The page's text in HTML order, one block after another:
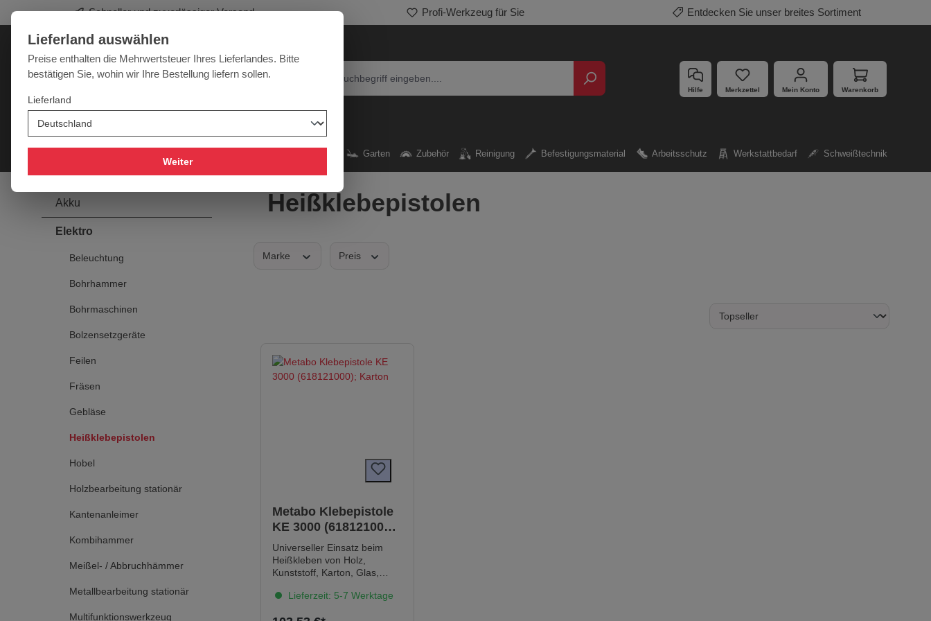
Zur Hauptnavigation springen
Schneller und zuverlässiger Versand Profi-Werkzeug für Sie Entdecken Sie unser breites Sortiment
Lieferland: Deutschland
Werkzeugpower für jede Herausforderung
Hilfe Merkzettel Mein Konto Warenkorb
SALE
Garten Zubehör Reinigung Befestigungsmaterial Arbeitsschutz Werkstattbedarf Schweißtechnik
Akku
Elektro
Beleuchtung
Bohrhammer
Bohrmaschinen
Bolzensetzgeräte
Feilen
Fräsen
Gebläse
Heißklebepistolen
Hobel
Holzbearbeitung stationär
Kantenanleimer
Kombihammer
Meißel- / Abbruchhämmer
Metallbearbeitung stationär
Multifunktionswerkzeug
Heißklebepistolen
Marke Preis
Metabo Klebepistole
KE 3000 (618121000);
Karton
Universeller Einsatz beim
Heißkleben von Holz,
Kunststoff, Karton, Glas,
Kork, Leder, Metall etc. Auch
Lieferzeit: 5-7 Werktage
Lieferland auswählen
Preise enthalten die Mehrwertsteuer Ihres Lieferlandes. Bitte
bestätigen Sie, wohin wir Ihre Bestellung liefern sollen.
Lieferland
Weiter